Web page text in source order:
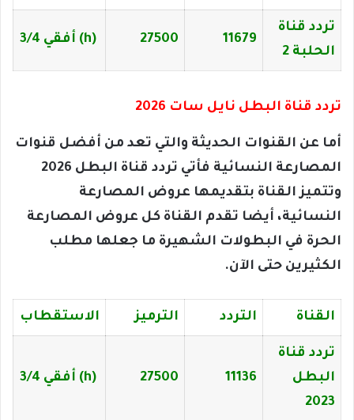
تردد قناة
الحلبة 2
11679
27500 (h) أفقي 3/4
تردد قناة البطل نايل سات 2026
أما عن القنوات الحديثة والتي تعد من أفضل قنوات
المصارعة النسائية فأتي تردد قناة البطل 2026
وتتميز القناة بتقديمها عروض المصارعة
النسائية، أيضا تقدم القناة كل عروض المصارعة
الحرة في البطولات الشهيرة ما جعلها مطلب
الكثيرين حتى الآن.
القناة التردد الترميز الاستقطاب
تردد قناة
البطل
2023
11136
27500 (h) أفقي 3/4